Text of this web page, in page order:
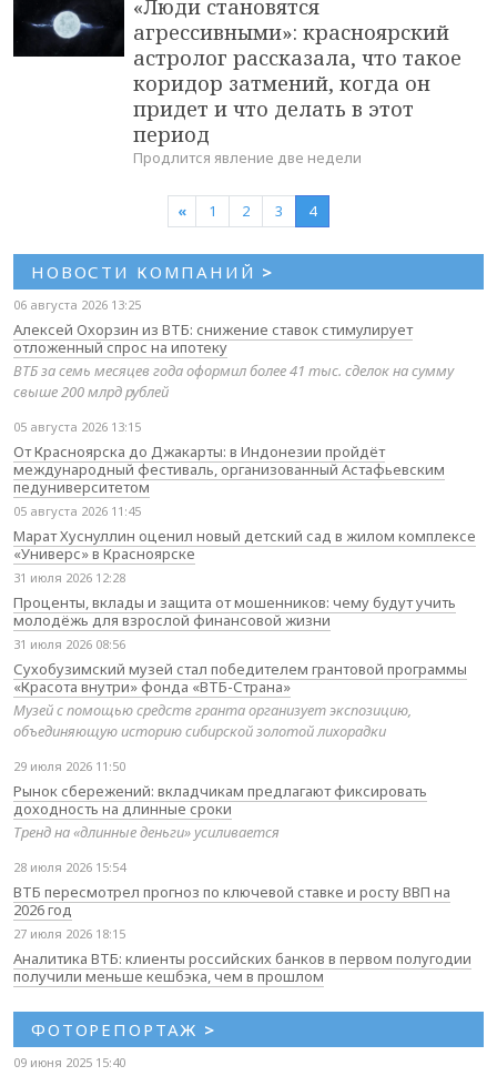
«Люди становятся
агрессивными»: красноярский
астролог рассказала, что такое
коридор затмений, когда он
придет и что делать в этот
период
Продлится явление две недели
« 1 2 3 4
НОВОСТИ КОМПАНИЙ >
06 августа 2026 13:25
Алексей Охорзин из ВТБ: снижение ставок стимулирует
отложенный спрос на ипотеку
ВТБ за семь месяцев года оформил более 41 тыс. сделок на сумму
свыше 200 млрд рублей
05 августа 2026 13:15
От Красноярска до Джакарты: в Индонезии пройдёт
международный фестиваль, организованный Астафьевским
педуниверситетом
05 августа 2026 11:45
Марат Хуснуллин оценил новый детский сад в жилом комплексе
«Универс» в Красноярске
31 июля 2026 12:28
Проценты, вклады и защита от мошенников: чему будут учить
молодёжь для взрослой финансовой жизни
31 июля 2026 08:56
Сухобузимский музей стал победителем грантовой программы
«Красота внутри» фонда «ВТБ-Страна»
Музей с помощью средств гранта организует экспозицию,
объединяющую историю сибирской золотой лихорадки
29 июля 2026 11:50
Рынок сбережений: вкладчикам предлагают фиксировать
доходность на длинные сроки
Тренд на «длинные деньги» усиливается
28 июля 2026 15:54
ВТБ пересмотрел прогноз по ключевой ставке и росту ВВП на
2026 год
27 июля 2026 18:15
Аналитика ВТБ: клиенты российских банков в первом полугодии
получили меньше кешбэка, чем в прошлом
ФОТОРЕПОРТАЖ >
09 июня 2025 15:40